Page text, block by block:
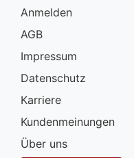
Anmelden
AGB
Impressum
Datenschutz
Karriere
Kundenmeinungen
Über uns